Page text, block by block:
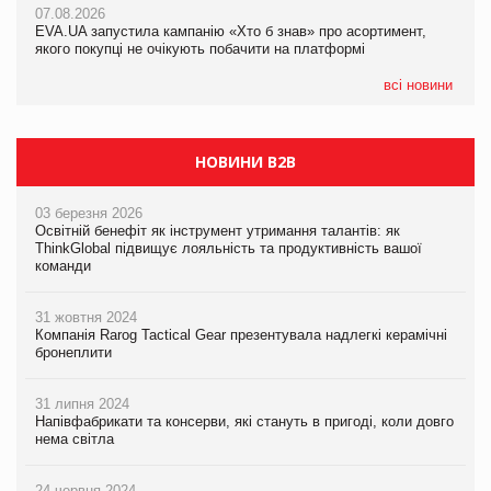
07.08.2026
EVA.UA запустила кампанію «Хто б знав» про асортимент,
якого покупці не очікують побачити на платформі
всі новини
07.08.2026
EVA.UA запустила кампанію «Хто б знав» про асортимент,
якого покупці не очікують побачити на платформі
НОВИНИ B2B
03 березня 2026
Освітній бенефіт як інструмент утримання талантів: як
ThinkGlobal підвищує лояльність та продуктивність вашої
команди
31 жовтня 2024
Компанія Rarog Tactical Gear презентувала надлегкі керамічні
бронеплити
31 липня 2024
Напівфабрикати та консерви, які стануть в пригоді, коли довго
нема світла